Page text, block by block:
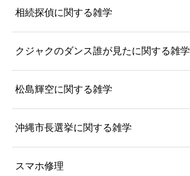
相続探偵に関する雑学
クジャクのダンス誰が見たに関する雑学
松島輝空に関する雑学
沖縄市長選挙に関する雑学
スマホ修理